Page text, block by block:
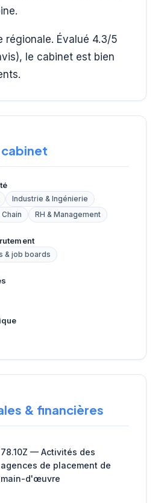
régionale. Évalué 4.3/5
le cabinet est bien
Industrie & Ingénierie
RH & Management
& job boards
& financières
78.10Z — Activités des
agences de placement de
main-d'œuvre